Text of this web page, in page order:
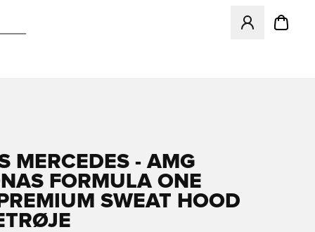
Åbner en
MERCEDES - AMG
FORMULA ONE
SWEAT HOOD